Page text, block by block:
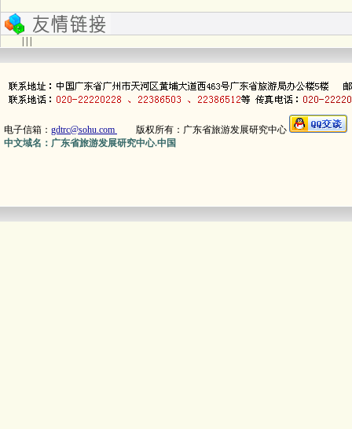
电子信箱： gdtrc@sohu.com 版权所有：广东省旅游发展研究中心
中文域名：广东省旅游发展研究中心.中国